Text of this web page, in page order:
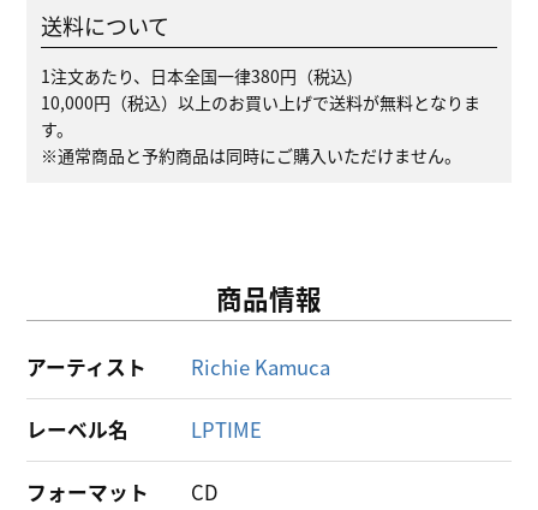
送料について
1注文あたり、日本全国一律380円（税込)
10,000円（税込）以上のお買い上げで送料が無料となりま
す。
※通常商品と予約商品は同時にご購入いただけません。
商品情報
アーティスト Richie Kamuca
レーベル名 LPTIME
フォーマット CD